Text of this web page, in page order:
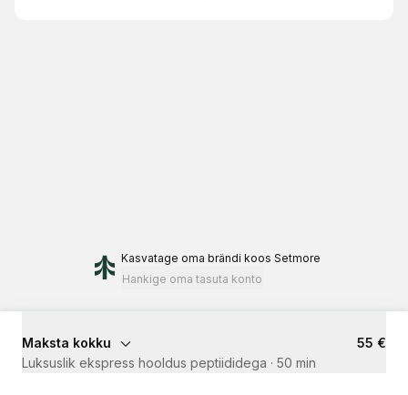
Kasvatage oma brändi koos Setmore
Hankige oma tasuta konto
Maksta kokku
55 €
Luksuslik ekspress hooldus peptiididega · 50 min